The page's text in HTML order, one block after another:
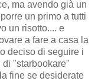
ma avendo già un
un primo a tutti
un risotto.... e
a fare a casa la
deciso di seguire i
"starbookare"
fine se desiderate